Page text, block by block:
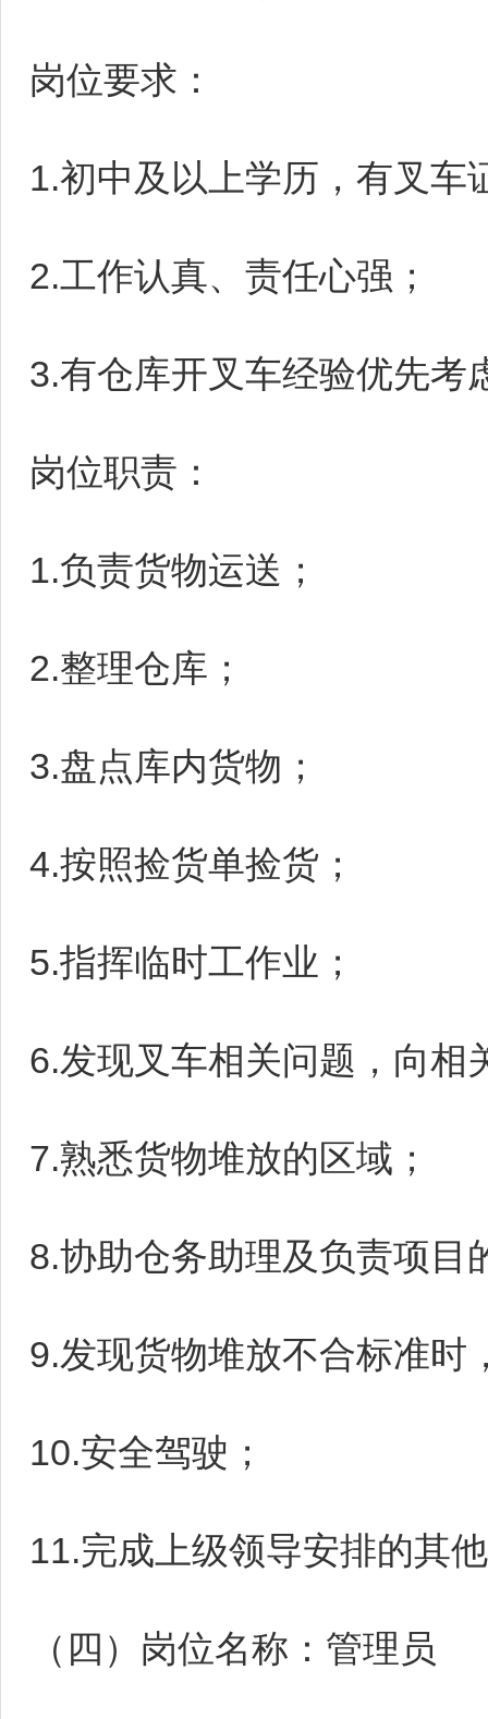
岗位要求：
1.初中及以上学历，有叉车
2.工作认真、责任心强；
3.有仓库开叉车经验优先考
岗位职责：
1.负责货物运送；
2.整理仓库；
3.盘点库内货物；
4.按照捡货单捡货；
5.指挥临时工作业；
6.发现叉车相关问题，向相
7.熟悉货物堆放的区域；
8.协助仓务助理及负责项目
9.发现货物堆放不合标准时
10.安全驾驶；
11.完成上级领导安排的其
（四）岗位名称：管理员